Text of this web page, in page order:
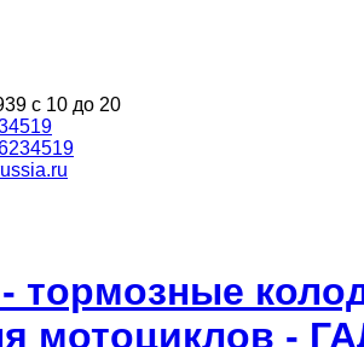
с 10 до 20
- тормозные
мотоциклов -